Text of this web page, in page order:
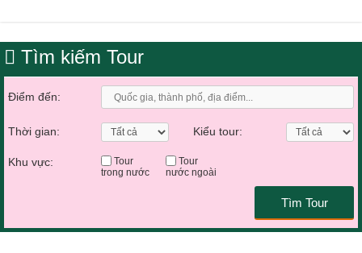
Tìm kiếm Tour
Điểm đến:
Thời gian: Kiểu tour:
Khu vực:
Tour
trong nước
Tour
nước ngoài
Tìm Tour